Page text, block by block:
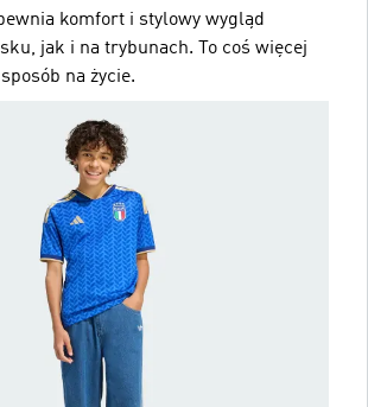
komfort i stylowy wygląd
jak i na trybunach. To coś więcej
na życie.